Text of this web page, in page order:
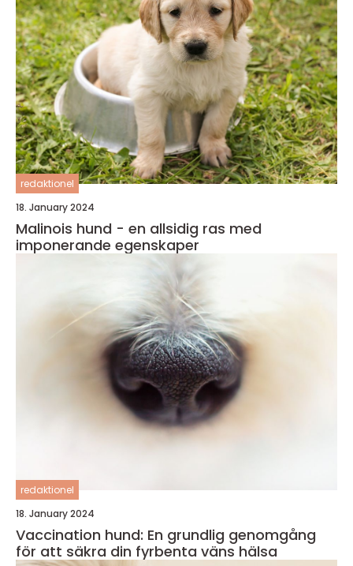
redaktionel
18. January 2024
Malinois hund - en allsidig ras med
imponerande egenskaper
redaktionel
18. January 2024
Vaccination hund: En grundlig genomgång
för att säkra din fyrbenta väns hälsa